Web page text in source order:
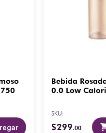
Bebida
0.0 Low
SKU:
$299.00